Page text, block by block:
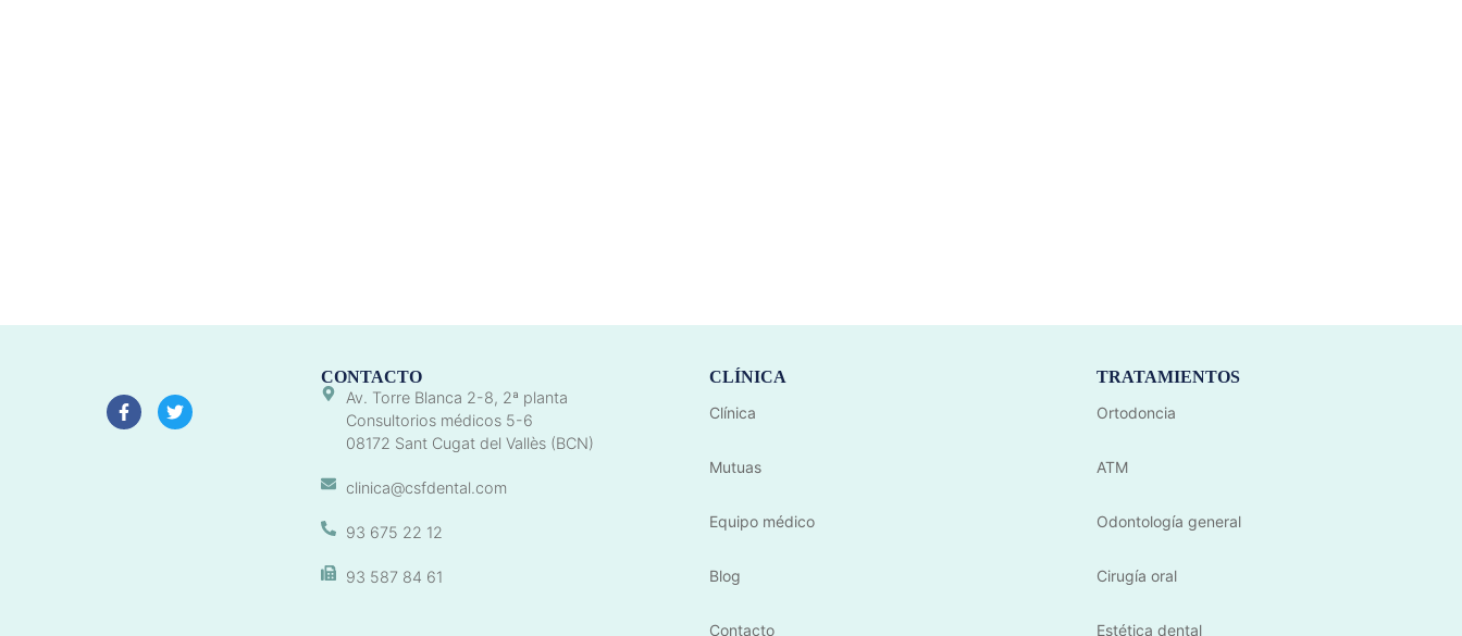
CONTACTO
Av. Torre Blanca 2-8, 2ª planta
Consultorios médicos 5-6
08172 Sant Cugat del Vallès (BCN)
clinica@csfdental.com
93 675 22 12
93 587 84 61
CLÍNICA
Clínica
Mutuas
Equipo médico
Blog
Contacto
TRATAMIENTOS
Ortodoncia
ATM
Odontología general
Cirugía oral
Estética dental